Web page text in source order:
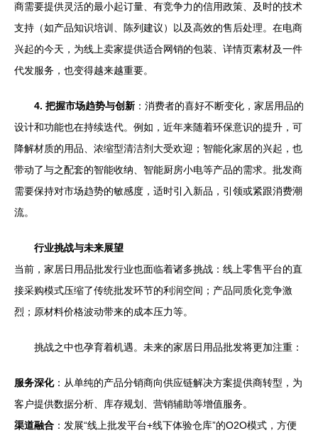
商需要提供灵活的最小起订量、有竞争力的信用政策、及时的技术
支持（如产品知识培训、陈列建议）以及高效的售后处理。在电商
兴起的今天，为线上卖家提供适合网销的包装、详情页素材及一件
代发服务，也变得越来越重要。
4. 把握市场趋势与创新 ：消费者的喜好不断变化，家居用品的
设计和功能也在持续迭代。例如，近年来随着环保意识的提升，可
降解材质的用品、浓缩型清洁剂大受欢迎；智能化家居的兴起，也
带动了与之配套的智能收纳、智能厨房小电等产品的需求。批发商
需要保持对市场趋势的敏感度，适时引入新品，引领或紧跟消费潮
流。
行业挑战与未来展望
当前，家居日用品批发行业也面临着诸多挑战：线上零售平台的直
接采购模式压缩了传统批发环节的利润空间；产品同质化竞争激
烈；原材料价格波动带来的成本压力等。
挑战之中也孕育着机遇。未来的家居日用品批发将更加注重：
服务深化：从单纯的产品分销商向供应链解决方案提供商转型，为
客户提供数据分析、库存规划、营销辅助等增值服务。
渠道融合 ：发展“线上批发平台+线下体验仓库”的O2O模式，方便